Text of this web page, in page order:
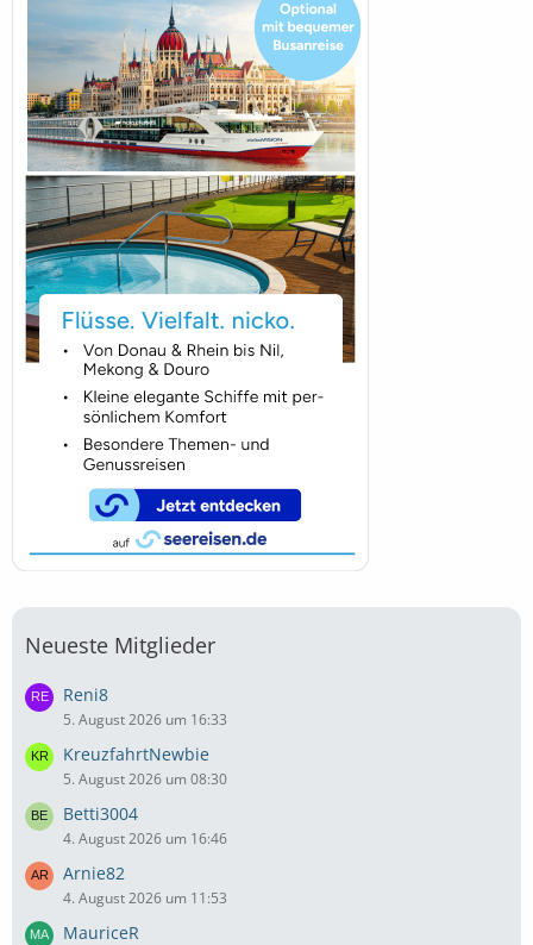
Neueste Mitglieder
Reni8
5. August 2026 um 16:33
KreuzfahrtNewbie
5. August 2026 um 08:30
Betti3004
4. August 2026 um 16:46
Arnie82
4. August 2026 um 11:53
MauriceR